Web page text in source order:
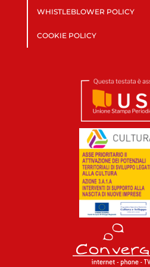
WHISTLEBLOWER POLICY
COOKIE POLICY